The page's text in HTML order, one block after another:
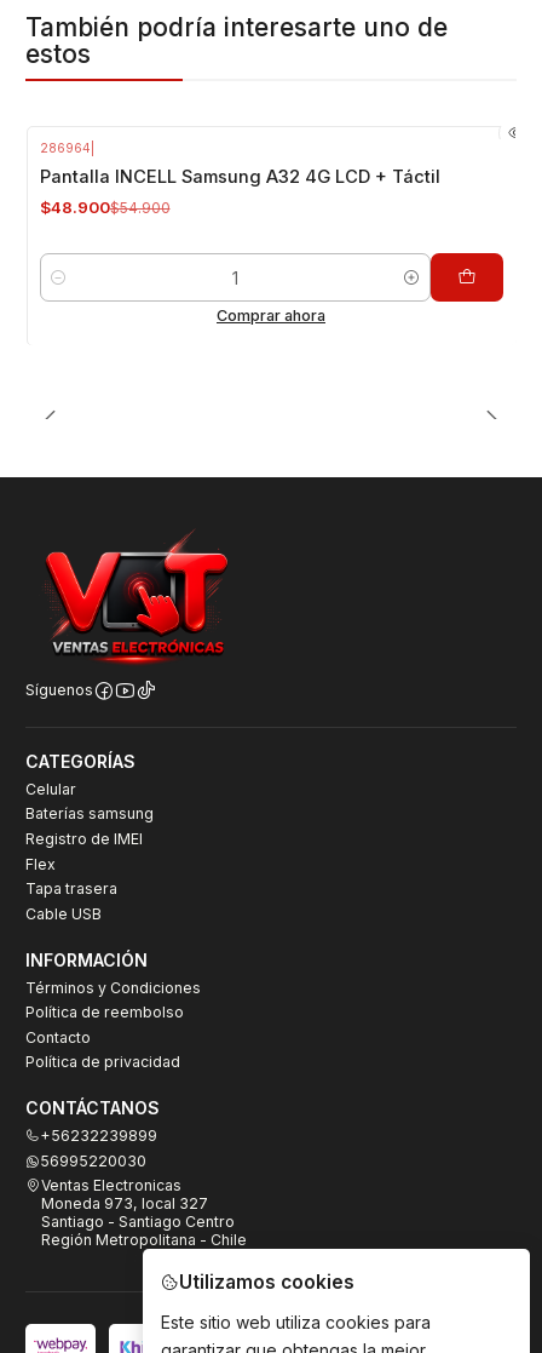
También podría interesarte uno de
estos
286964
Pantalla INCELL Samsung A32 4G LCD + Táctil
$48.900$54.900
Cantidad
Comprar ahora
Síguenos
CATEGORÍAS
Celular
Baterías samsung
Registro de IMEI
Flex
Tapa trasera
Cable USB
INFORMACIÓN
Términos y Condiciones
Política de reembolso
Contacto
Política de privacidad
CONTÁCTANOS
+56232239899
56995220030
Ventas Electronicas
Moneda 973, local 327
Santiago - Santiago Centro
Región Metropolitana - Chile
Utilizamos cookies
Este sitio web utiliza cookies para